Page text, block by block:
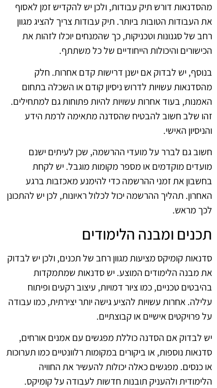
מהסדנאות דורש תיק עבודות, ולכן יש להקדיש זמן לאסוף
את העבודות הטובות ביותר. תיק עבודות צריך להציג מגוון
רחב של סגנונות וטכניקות, כך שהמנחים יוכלו לזהות את
הכישורים והיכולות הייחודיים של כל משתתף.
בנוסף, יש לבדוק אם ישנן דרישות קדם אחרות. חלק
מהסדנאות עשויות לדרוש ניסיון קודם או השכלה בתחום
האמנות, בעוד אחרות עשויות להיות פתוחות גם למתחילים.
זהו שלב חשוב להבטיח שהסדנה מתאימה לרמת הידע
והניסיון האישי.
חשוב גם לברר על מועדי ההרשמה, שכן לעיתים ישנם
מועדים מוקדמים או מספר מקומות מוגבל. יש לקחת
בחשבון את זמני ההרשמה כדי להימנע מאכזבות ברגע
האחרון. תהליך ההרשמה יכול לכלול ראיונות, לכן יש להתכונן
לכך מראש.
תכנים ומבנה הלימודים
סדנאות קומיקס מציעות מגוון רחב של תכנים, ולכן יש לבדוק
את מבנה הלימודים המוצע. יש סדנאות שמתמקדות
בהיבטים טכניים, כמו ציור דמויות, עיצוב רקעים ופיתוח
עלילה. אחרות עשויות להציע גישה יותר יצירתית, כמו עבודה
על פרויקטים אישיים או קבוצתיים.
יש לבדוק אם הסדנה כוללת מפגשים עם אמנים אורחים,
סדנאות נוספות, או ביקורים במקומות רלוונטיים כמו תערוכות
או כנסים. מפגשים כאלה יכולות להעשיר את החוויה
הלימודית ולהעניק תובנות חדשות לעבודה על קומיקס.